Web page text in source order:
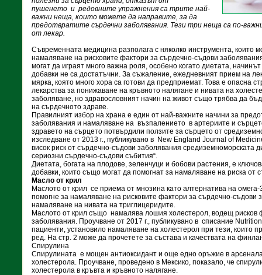
пушенето и редовните упражнения са трите най-
важни неща, които можете да направите, за да
предотвратите сърдечни заболявания. Тези три неща са по-
от лекар.
Съвременната медицина разполага с няколко инструмента, които
намаляване на рисковите фактори за сърдечно-съдови
могат да играят много важна роля, особено когато диетата,
добавки не са достатъчни. За съжаление, ежедневният прием на
мярка, която много хора са готови да предприемат. Това е опасна
лекарства за понижаване на кръвното налягане и нивата на
заболяване, но здравословният начин на живот също трябва да
на сърдечното здраве.
Правилният избор на храна е един от най-важните начини за
заболявания и намаляване на възпалението в артериите и
здравето на сърцето потвърдили ползите за сърцето от
изследване от 2013 г., публикувано в New England Journal of
висок риск от сърдечно-съдови заболявания средиземноморската
сериозни сърдечно-съдови събития“.
Диетата, богата на плодове, зеленчуци и бобови растения, е
добавки, които също могат да помогнат за намаляване на риска от
Масло от крил
Маслото от крил се приема от мнозина като алтернатива на
помогне за намаляване на рисковите фактори за сърдечно-съдови
намаляване на нивата на триглицеридите.
Маслото от крил също намалява лошия холестерол, водещ рисков
заболявания. Проучване от 2017 г., публикувано в списание
пациенти, установило намаляване на холестерол при тези, които
ред. На стр. 2 може да прочетете за състава и качествата на
Спирулина
Спирулината е мощен антиоксидант и още едно оръжие в
холестерола. Проучване, проведено в Мексико, показало, че
холестерола в кръвта и кръвното налягане.